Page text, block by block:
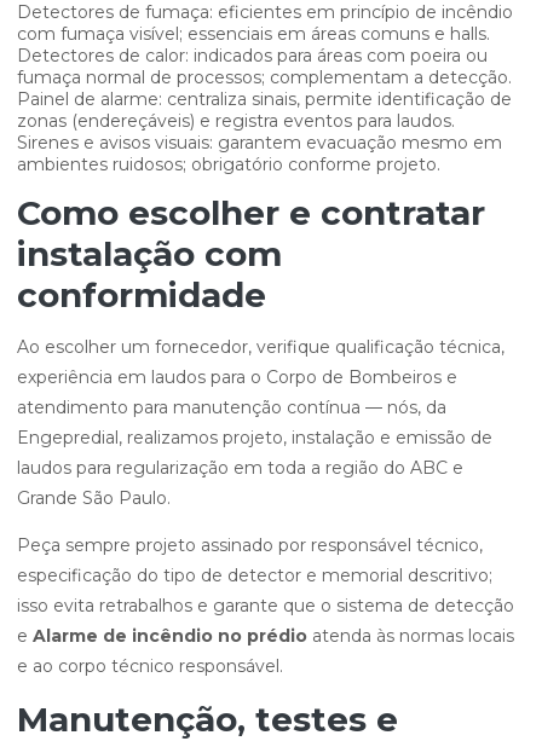
Detectores de fumaça: eficientes em princípio de incêndio
com fumaça visível; essenciais em áreas comuns e halls.
Detectores de calor: indicados para áreas com poeira ou
fumaça normal de processos; complementam a detecção.
Painel de alarme: centraliza sinais, permite identificação de
zonas (endereçáveis) e registra eventos para laudos.
Sirenes e avisos visuais: garantem evacuação mesmo em
ambientes ruidosos; obrigatório conforme projeto.
Como escolher e contratar
instalação com
conformidade
Ao escolher um fornecedor, verifique qualificação técnica,
experiência em laudos para o Corpo de Bombeiros e
atendimento para manutenção contínua — nós, da
Engepredial, realizamos projeto, instalação e emissão de
laudos para regularização em toda a região do ABC e
Grande São Paulo.
Peça sempre projeto assinado por responsável técnico,
especificação do tipo de detector e memorial descritivo;
isso evita retrabalhos e garante que o sistema de detecção
e Alarme de incêndio no prédio atenda às normas locais
e ao corpo técnico responsável.
Manutenção, testes e